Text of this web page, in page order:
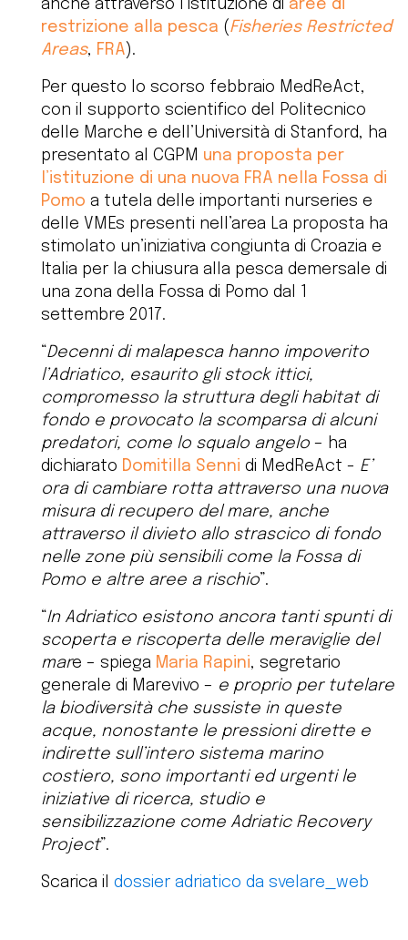
anche attraverso l’istituzione di aree di
restrizione alla pesca (Fisheries Restricted
Areas, FRA).
Per questo lo scorso febbraio MedReAct,
con il supporto scientifico del Politecnico
delle Marche e dell’Università di Stanford, ha
presentato al CGPM una proposta per
l’istituzione di una nuova FRA nella Fossa di
Pomo a tutela delle importanti nurseries e
delle VMEs presenti nell’area La proposta ha
stimolato un’iniziativa congiunta di Croazia e
Italia per la chiusura alla pesca demersale di
una zona della Fossa di Pomo dal 1
settembre 2017.
“Decenni di malapesca hanno impoverito
l’Adriatico, esaurito gli stock ittici,
compromesso la struttura degli habitat di
fondo e provocato la scomparsa di alcuni
predatori, come lo squalo angelo – ha
dichiarato Domitilla Senni di MedReAct - E’
ora di cambiare rotta attraverso una nuova
misura di recupero del mare, anche
attraverso il divieto allo strascico di fondo
nelle zone più sensibili come la Fossa di
Pomo e altre aree a rischio”.
“In Adriatico esistono ancora tanti spunti di
scoperta e riscoperta delle meraviglie del
mare – spiega Maria Rapini, segretario
generale di Marevivo – e proprio per tutelare
la biodiversità che sussiste in queste
acque, nonostante le pressioni dirette e
indirette sull’intero sistema marino
costiero, sono importanti ed urgenti le
iniziative di ricerca, studio e
sensibilizzazione come Adriatic Recovery
Project”.
Scarica il dossier adriatico da svelare_web